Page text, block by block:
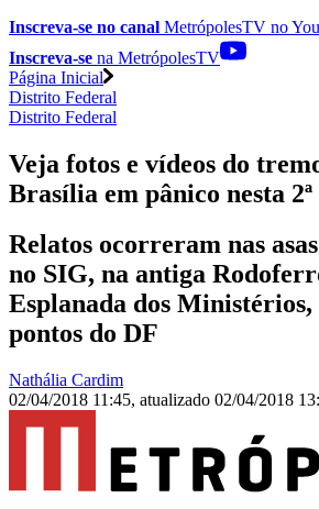
Inscreva-se no canal MetrópolesTV no
Inscreva-se na MetrópolesTV
Página Inicial
Distrito Federal
Distrito Federal
Veja fotos e vídeos do
Brasília em pânico nesta 2ª
Relatos ocorreram nas
no SIG, na antiga
Esplanada dos
pontos do DF
Nathália Cardim
02/04/2018 11:45, atualizado 02/04/2018